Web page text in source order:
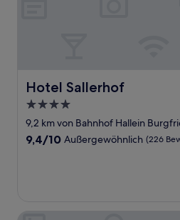
Hotel Sallerhof
Hotel Sallerhof
4.0-
Sterne-
Unterkunft
9,2 km von Bahnhof Hallein
9.4
9,4/10 Außergewöhnlich (226